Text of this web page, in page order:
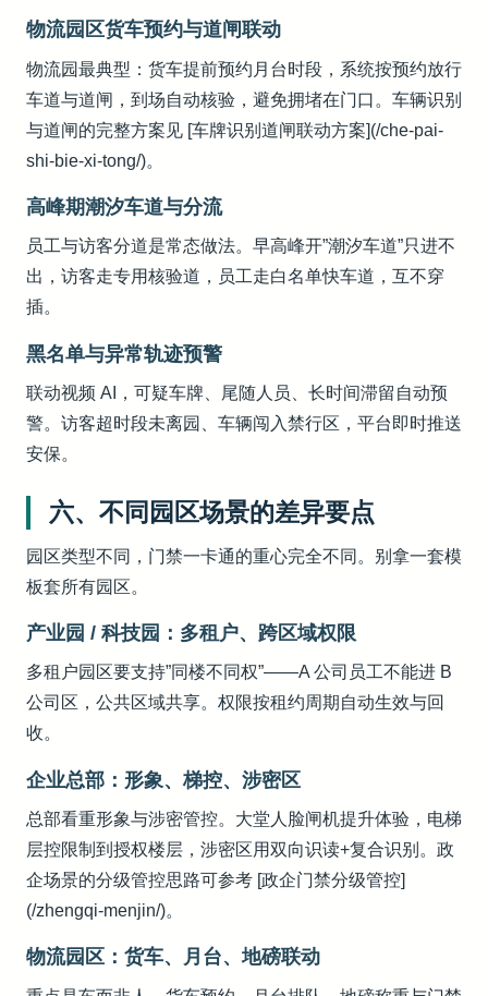
物流园区货车预约与道闸联动
物流园最典型：货车提前预约月台时段，系统按预约放行
车道与道闸，到场自动核验，避免拥堵在门口。车辆识别
与道闸的完整方案见 [车牌识别道闸联动方案](/che-pai-
shi-bie-xi-tong/)。
高峰期潮汐车道与分流
员工与访客分道是常态做法。早高峰开”潮汐车道”只进不
出，访客走专用核验道，员工走白名单快车道，互不穿
插。
黑名单与异常轨迹预警
联动视频 AI，可疑车牌、尾随人员、长时间滞留自动预
警。访客超时段未离园、车辆闯入禁行区，平台即时推送
安保。
六、不同园区场景的差异要点
园区类型不同，门禁一卡通的重心完全不同。别拿一套模
板套所有园区。
产业园 / 科技园：多租户、跨区域权限
多租户园区要支持”同楼不同权”——A 公司员工不能进 B
公司区，公共区域共享。权限按租约周期自动生效与回
收。
企业总部：形象、梯控、涉密区
总部看重形象与涉密管控。大堂人脸闸机提升体验，电梯
层控限制到授权楼层，涉密区用双向识读+复合识别。政
企场景的分级管控思路可参考 [政企门禁分级管控]
(/zhengqi-menjin/)。
物流园区：货车、月台、地磅联动